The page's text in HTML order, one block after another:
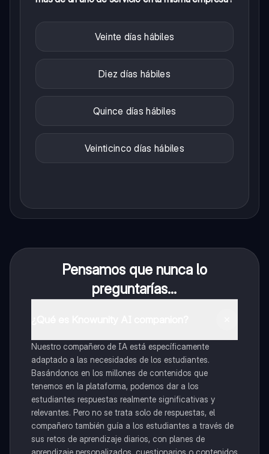
Veinte días hábiles
Diez días hábiles
Quince días hábiles
Veinticinco días hábiles
Pensamos que nunca lo
preguntarías...
Nuestro compañero de IA está específicamente
adaptado a las necesidades de los estudiantes.
Basándonos en los millones de contenidos que
tenemos en la plataforma, podemos dar a los
estudiantes respuestas realmente significativas y
relevantes. Pero no se trata solo de respuestas, el
compañero también guía a los estudiantes a través de
sus retos de aprendizaje diarios, con planes de